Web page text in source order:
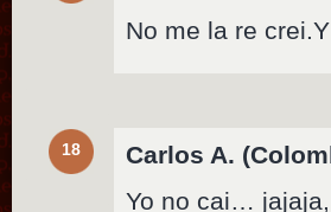
No me la re
18 Carlos A.
Yo no cai…